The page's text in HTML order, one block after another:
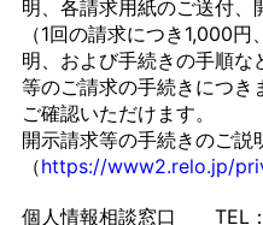
明、各請求用紙のご送付
（1回の請求につき1,000
明、および手続きの手順
等のご請求の手続きにつき
ご確認いただけます。
開示請求等の手続きのご説
（https://www2.relo.jp/
個人情報相談窓口 TEL